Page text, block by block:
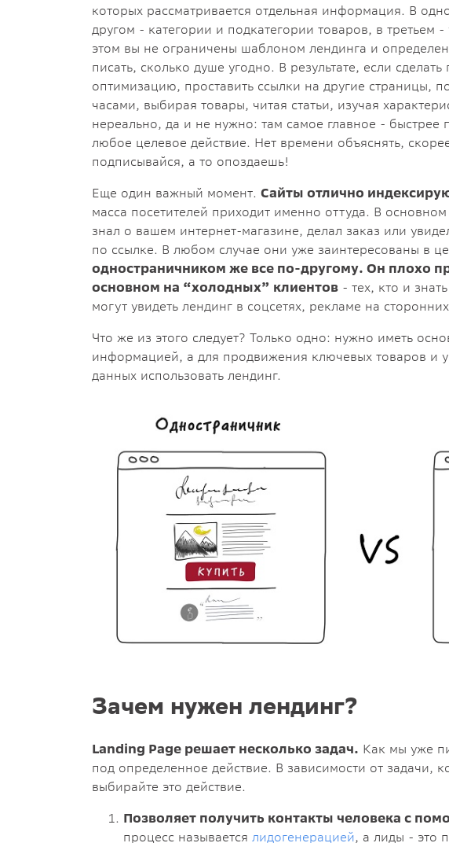
которых рассматривается отдельная информация. В
другом - категории и подкатегории товаров, в третьем
этом вы не ограничены шаблоном лендинга и
писать, сколько душе угодно. В результате, если
оптимизацию, проставить ссылки на другие страницы,
часами, выбирая товары, читая статьи, изучая
нереально, да и не нужно: там самое главное - быстрее
любое целевое действие. Нет времени объяснять,
подписывайся, а то опоздаешь!
Еще один важный момент. Сайты отлично
масса посетителей приходит именно оттуда. В
знал о вашем интернет-магазине, делал заказ или
по ссылке. В любом случае они уже заинтересованы в
одностраничником же все по-другому. Он плохо
основном на “холодных” клиентов - тех, кто и
могут увидеть лендинг в соцсетях, рекламе на
Что же из этого следует? Только одно: нужно иметь
информацией, а для продвижения ключевых товаров и
данных использовать лендинг.
Зачем нужен лендинг?
Landing Page решает несколько задач. Как мы уже
под определенное действие. В зависимости от задачи,
выбирайте это действие.
Позволяет получить контакты человека с
процесс называется лидогенерацией, а лиды - это